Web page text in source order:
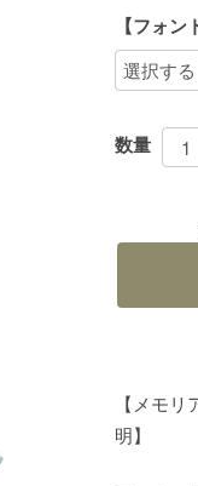
【フォン
数量
【メモ
明】